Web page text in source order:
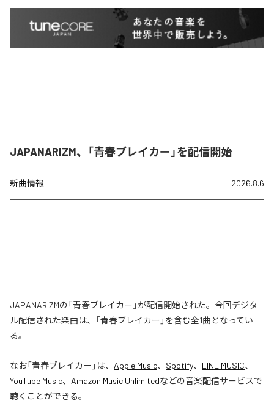
JAPANARIZM、「青春ブレイカー」を配信開始
新曲情報 2026.8.6
JAPANARIZMの「青春ブレイカー」が配信開始された。今回デジタ
ル配信された楽曲は、「青春ブレイカー」を含む全1曲となってい
る。
なお「青春ブレイカー 」は、 Apple Music、 Spotify、 LINE MUSIC、
YouTube Music、 Amazon Music Unlimitedなどの音楽配信サービスで
聴くことができる。